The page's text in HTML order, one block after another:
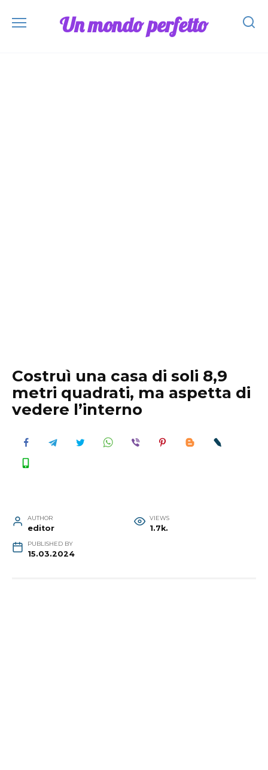
Un mondo perfetto
Costruì una casa di soli 8,9
metri quadrati, ma aspetta di
vedere l’interno
AUTHOR
editor
VIEWS
1.7k.
PUBLISHED BY
15.03.2024